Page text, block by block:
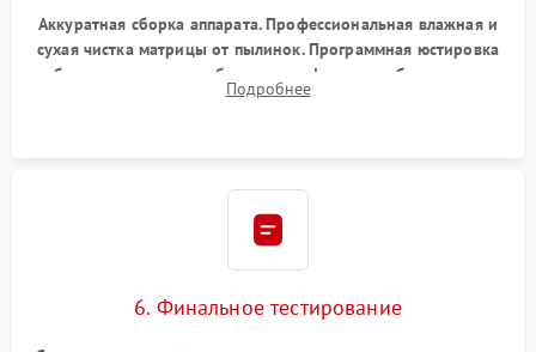
Аккуратная сборка аппарата. Профессиональная влажная и
сухая чистка матрицы от пылинок. Программная юстировка
рабочего отрезка, калибровка автофокуса, стабилизатора и
экспозамера с помощью сервисного ПО.
Подробнее
6. Финальное тестирование